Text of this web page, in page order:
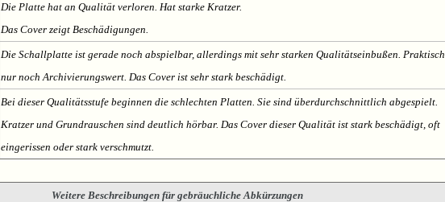
Die Platte hat an Qualität verloren. Hat starke Kratzer.
Das Cover zeigt Beschädigungen.
Die Schallplatte ist gerade noch abspielbar, allerdings mit sehr starken Qualitätseinbußen. Praktisch
nur noch Archivierungswert. Das Cover ist sehr stark beschädigt.
Bei dieser Qualitätsstufe beginnen die schlechten Platten. Sie sind überdurchschnittlich abgespielt.
Kratzer und Grundrauschen sind deutlich hörbar. Das Cover dieser Qualität ist stark beschädigt, oft
eingerissen oder stark verschmutzt.
Weitere Beschreibungen für gebräuchliche Abkürzungen